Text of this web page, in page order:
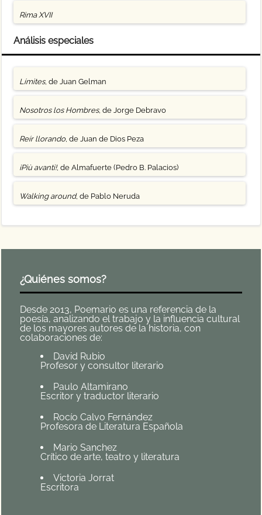
Rima XVII
Análisis especiales
Límites, de Juan Gelman
Nosotros los Hombres, de Jorge Debravo
Reír llorando, de Juan de Dios Peza
¡Più avanti!, de Almafuerte (Pedro B. Palacios)
Walking around, de Pablo Neruda
¿Quiénes somos?
Desde 2013, Poemario es una referencia de la
poesía, analizando el trabajo y la influencia cultural
de los mayores autores de la historia, con
colaboraciones de:
David Rubio
Profesor y consultor literario
Paulo Altamirano
Escritor y traductor literario
Rocío Calvo Fernández
Profesora de Literatura Española
Mario Sanchez
Crítico de arte, teatro y literatura
Victoria Jorrat
Escritora